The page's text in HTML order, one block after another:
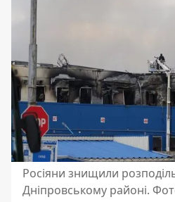
Росіяни знищили
Дніпровському районі.